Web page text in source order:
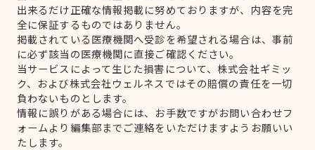
出来るだけ正確な情報掲載に努めておりますが、内容を完
全に保証するものではありません。
掲載されている医療機関へ受診を希望される場合は、事前
に必ず該当の医療機関に直接ご確認ください。
当サービスによって生じた損害について、株式会社ギミッ
ク、および株式会社ウェルネスではその賠償の責任を一切
負わないものとします。
情報に誤りがある場合には、お手数ですがお問い合わせフ
ォームより編集部までご連絡をいただけますようお願いい
たします。